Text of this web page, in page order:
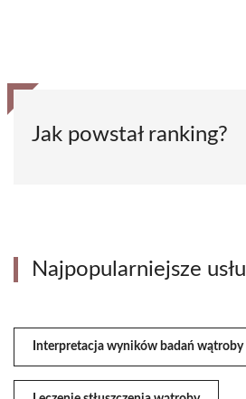
Jak powstał ranking?
Najpopularniejsze
Interpretacja wyników badań wątroby